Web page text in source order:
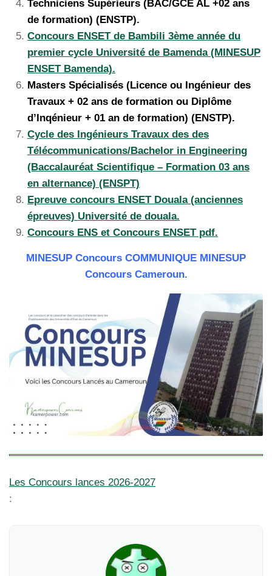
Techniciens Supérieurs (BAC/GCE AL +02 ans
de formation) (ENSTP).
Concours ENSET de Bambili 3ème année du
premier cycle Université de Bamenda (MINESUP
ENSET Bamenda).
Masters Spécialisés (Licence ou Ingénieur des
Travaux + 02 ans de formation ou Diplôme
d’Inqénieur + 01 an de formation) (ENSTP).
Cycle des Ingénieurs Travaux des des
Télécommunications/Bachelor in Engineering
(Baccalauréat Scientifique – Formation 03 ans
en alternance) (ENSPT)
Epreuve concours ENSET Douala (anciennes
épreuves) Université de douala.
Concours ENS et Concours ENSET pdf.
MINESUP Concours COMMUNIQUE MINESUP
Concours Cameroun.
Les Concours lances 2026-2027
: